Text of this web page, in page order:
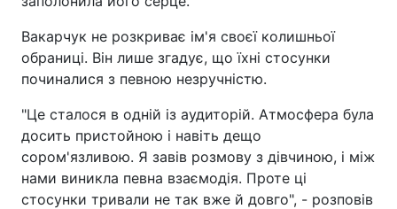
Вакарчук не розкриває ім'я своєї колишньої
обраниці. Він лише згадує, що їхні стосунки
починалися з певною незручністю.
"Це сталося в одній із аудиторій. Атмосфера була
досить пристойною і навіть дещо
сором'язливою. Я завів розмову з дівчиною, і між
нами виникла певна взаємодія. Проте ці
стосунки тривали не так вже й довго", - розповів